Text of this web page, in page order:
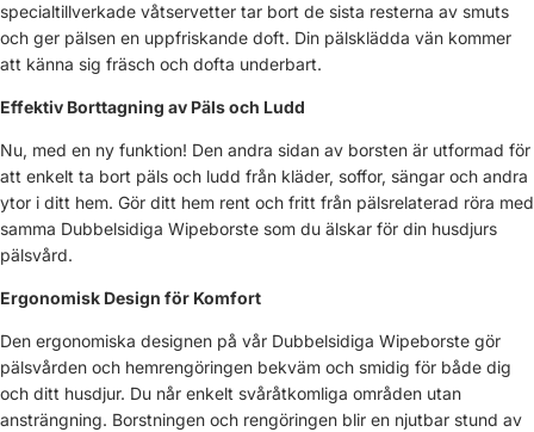
specialtillverkade våtservetter tar bort de sista resterna av smuts
och ger pälsen en uppfriskande doft. Din pälsklädda vän kommer
att känna sig fräsch och dofta underbart.
Effektiv Borttagning av Päls och Ludd
Nu, med en ny funktion! Den andra sidan av borsten är utformad för
att enkelt ta bort päls och ludd från kläder, soffor, sängar och andra
ytor i ditt hem. Gör ditt hem rent och fritt från pälsrelaterad röra med
samma Dubbelsidiga Wipeborste som du älskar för din husdjurs
pälsvård.
Ergonomisk Design för Komfort
Den ergonomiska designen på vår Dubbelsidiga Wipeborste gör
pälsvården och hemrengöringen bekväm och smidig för både dig
och ditt husdjur. Du når enkelt svåråtkomliga områden utan
ansträngning. Borstningen och rengöringen blir en njutbar stund av